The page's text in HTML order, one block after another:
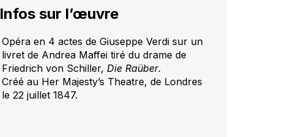
Infos sur l’œuvre
Opéra en 4 actes de Giuseppe Verdi sur un
livret de Andrea Maffei tiré du drame de
Friedrich von Schiller, Die Raüber.
Créé au Her Majesty’s Theatre, de Londres
le 22 juillet 1847.